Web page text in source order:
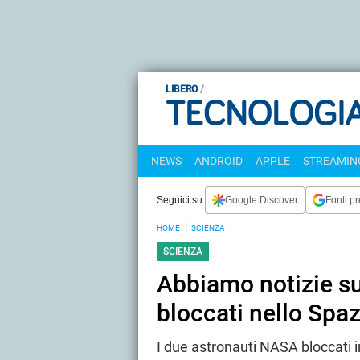
LIBERO
NEWS ANDROID APPLE
Seguici su: Google Discover Fonti
HOME SCIENZA
SCIENZA
Abbiamo notizie
bloccati nello
I due astronauti NASA bloccati